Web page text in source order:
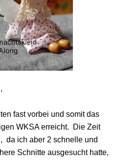
fast vorbei und somit das
WKSA erreicht. Die Zeit
da ich aber 2 schnelle und
Schnitte ausgesucht hatte,